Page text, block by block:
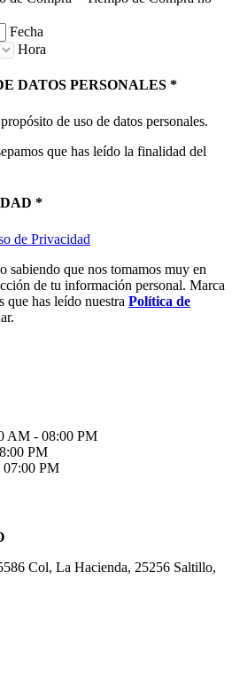
Fecha
Hora
DATOS PERSONALES *
de uso de datos personales.
que has leído la finalidad del
*
de Privacidad
sabiendo que nos tomamos muy en
de tu información personal. Marca
que has leído nuestra Política de
AM - 08:00 PM
PM
PM
Col, La Hacienda, 25256 Saltillo,